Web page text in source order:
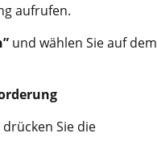
aufrufen.
und wählen Sie auf dem
Sie die